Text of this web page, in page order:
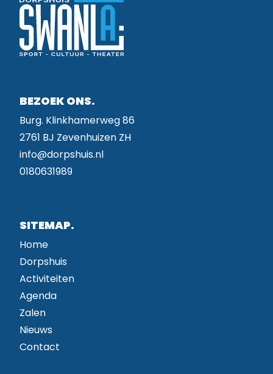
BEZOEK ONS.
Burg. Klinkhamerweg 86
2761 BJ Zevenhuizen ZH
info@dorpshuis.nl
0180631989
SITEMAP.
Home
Dorpshuis
Activiteiten
Agenda
Zalen
Nieuws
Contact